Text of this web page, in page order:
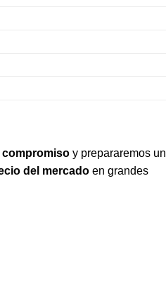
y prepararemos un
del mercado en grandes